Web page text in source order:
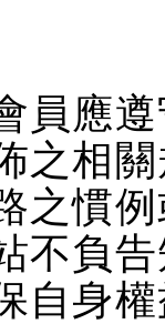
員應
之相
之慣
不負
自身